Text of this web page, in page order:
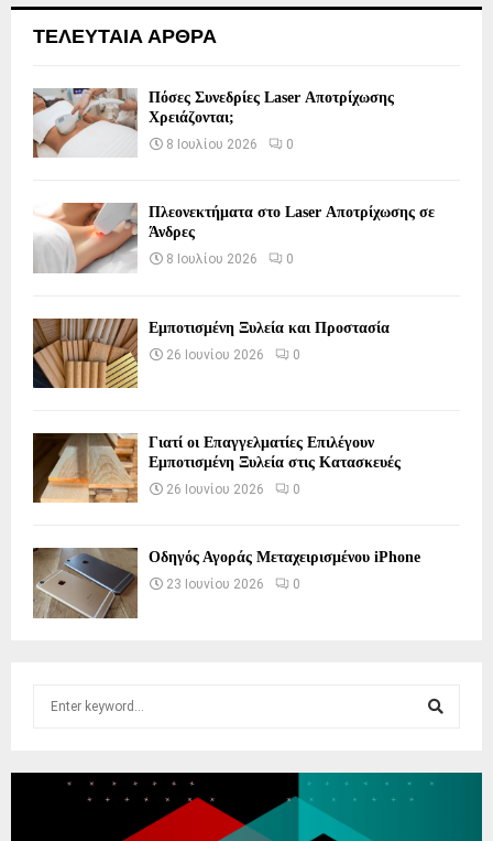
ΤΕΛΕΥΤΑΙΑ ΑΡΘΡΑ
Πόσες Συνεδρίες Laser Αποτρίχωσης
Χρειάζονται;
8 Ιουλίου 2026 0
Πλεονεκτήματα στο Laser Αποτρίχωσης σε
Άνδρες
8 Ιουλίου 2026 0
Εμποτισμένη Ξυλεία και Προστασία
26 Ιουνίου 2026 0
Γιατί οι Επαγγελματίες Επιλέγουν
Εμποτισμένη Ξυλεία στις Κατασκευές
26 Ιουνίου 2026 0
Οδηγός Αγοράς Μεταχειρισμένου iPhone
23 Ιουνίου 2026 0